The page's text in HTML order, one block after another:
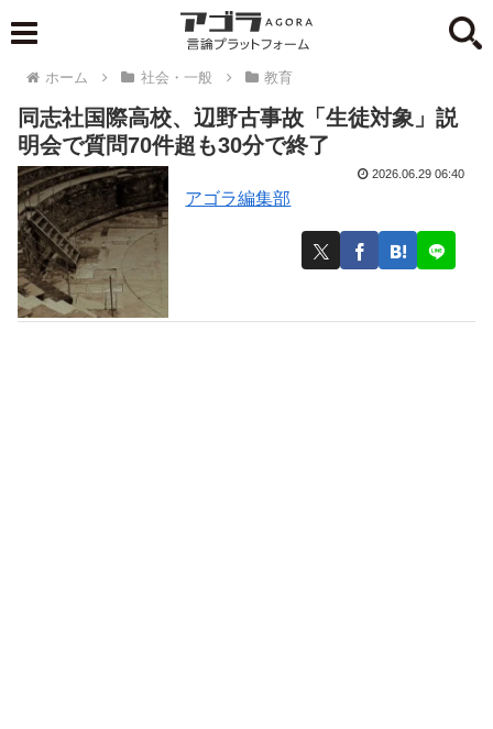
ホーム 社会・一般 教育
同志社国際高校、辺野古事故「生徒対象」説
明会で質問70件超も30分で終了
アゴラ編集部
2026.06.29 06:40